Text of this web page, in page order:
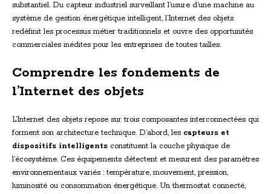
substantiel. Du capteur industriel surveillant l’usure d’une machine au
système de gestion énergétique intelligent, l’Internet des objets
redéfinit les processus métier traditionnels et ouvre des opportunités
commerciales inédites pour les entreprises de toutes tailles.
Comprendre les fondements de
l’Internet des objets
L’Internet des objets repose sur trois composantes interconnectées qui
forment son architecture technique. D’abord, les capteurs et
dispositifs intelligents constituent la couche physique de
l’écosystème. Ces équipements détectent et mesurent des paramètres
environnementaux variés : température, mouvement, pression,
luminosité ou consommation énergétique. Un thermostat connecté,